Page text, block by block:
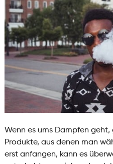
MEIN KONTO
Wenn es ums Dampfen
Produkte, aus denen man
erst anfangen, kann es